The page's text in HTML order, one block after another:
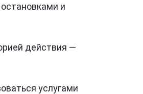
и
действия —
услугами